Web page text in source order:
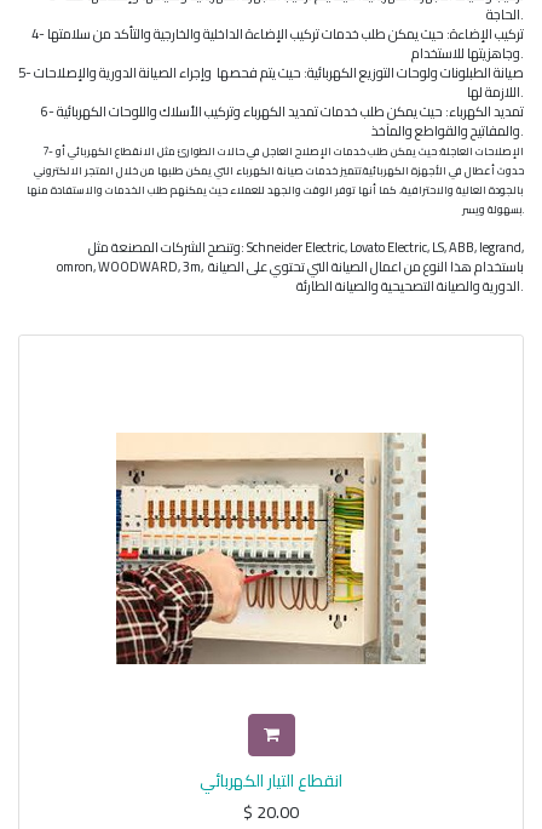
الحاجة.
4- تركيب الإضاءة: حيث يمكن طلب خدمات تركيب الإضاءة الداخلية والخارجية والتأكد من سلامتها
وجاهزيتها للاستخدام.
5- صيانة الطبلونات ولوحات التوزيع الكهربائية: حيث يتم فحصها وإجراء الصيانة الدورية والإصلاحات
اللازمة لها.
6- تمديد الكهرباء: حيث يمكن طلب خدمات تمديد الكهرباء وتركيب الأسلاك واللوحات الكهربائية
والمفاتيح والقواطع والمآخذ.
7- الإصلاحات العاجلة: حيث يمكن طلب خدمات الإصلاح العاجل في حالات الطوارئ مثل الانقطاع الكهربائي أو
حدوث أعطال في الأجهزة الكهربائية.تتميز خدمات صيانة الكهرباء التي يمكن طلبها من خلال المتجر الالكتروني
بالجودة العالية والاحترافية، كما أنها توفر الوقت والجهد للعملاء حيث يمكنهم طلب الخدمات والاستفادة منها
بسهولة ويسر.
وتنصح الشركات المصنعة مثل: Schneider Electric, Lovato Electric, LS, ABB, legrand,
omron, WOODWARD, 3m, باستخدام هذا النوع من اعمال الصيانة التي تحتوي على الصيانة
الدورية والصيانة التصحيحية والصيانة الطارئة.
انقطاع التيار الكهربائي
$20.00